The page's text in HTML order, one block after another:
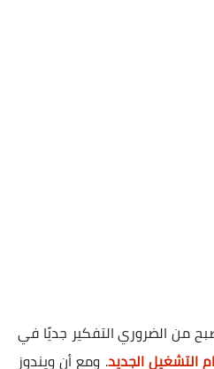
من الضروري التفكير جديًا في
التشغيل الجديد. ومع أن ويندوز